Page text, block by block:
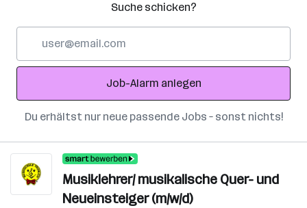
Suche schicken?
Adresse
Job-Alarm anlegen
Du erhältst nur neue passende Jobs – sonst nichts!
Musiklehrer/ musikalische Quer- und
Neueinsteiger (m/w/d)